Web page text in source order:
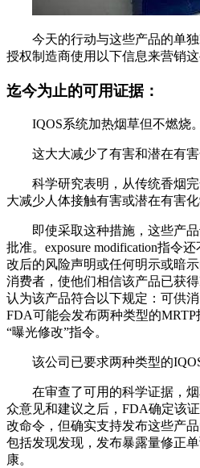
今天的行动与这些产品的单
授权制造商使用以下信息来营销这
迄今为止的可用证据：
IQOS系统加热烟草但不燃烧。
这大大减少了有害和潜在有害
科学研究表明，从传统香烟
大减少人体接触有害或潜在有害化
即使采取这种措施，这些产
批准。exposure modification指令
改后的风险声明或任何明示或暗
消费者，使他们相信该产品已获
认为该产品符合以下规定：可供消
FDA可能会发布两种类型的
“曝光修改”指令。
该公司已要求两种类型的
在审查了可用的科学证据，
众意见和建议之后，FDA确定该
改命令，但确实支持发布这些产
包括发现发现，发布暴露量修正
康。